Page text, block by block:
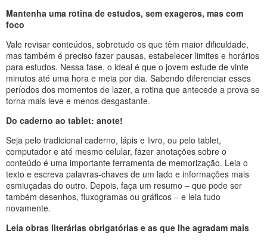
Mantenha uma rotina de estudos, sem exageros, mas com
foco
Vale revisar conteúdos, sobretudo os que têm maior dificuldade,
mas também é preciso fazer pausas, estabelecer limites e horários
para estudos. Nessa fase, o ideal é que o jovem estude de vinte
minutos até uma hora e meia por dia. Sabendo diferenciar esses
períodos dos momentos de lazer, a rotina que antecede a prova se
torna mais leve e menos desgastante.
Do caderno ao tablet: anote!
Seja pelo tradicional caderno, lápis e livro, ou pelo tablet,
computador e até mesmo celular, fazer anotações sobre o
conteúdo é uma importante ferramenta de memorização. Leia o
texto e escreva palavras-chaves de um lado e informações mais
esmiuçadas do outro. Depois, faça um resumo – que pode ser
também desenhos, fluxogramas ou gráficos – e leia tudo
novamente.
Leia obras literárias obrigatórias e as que lhe agradam mais